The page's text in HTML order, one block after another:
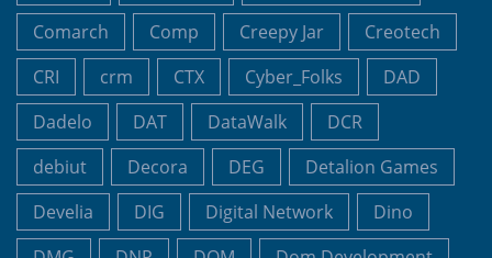
Comarch
Comp Creepy Jar
Creotech
CRI
crm CTX Cyber_Folks
DAD
Dadelo
DAT DataWalk
DCR
debiut
Decora DEG
Detalion Games
Develia
DIG Digital Network
Dino